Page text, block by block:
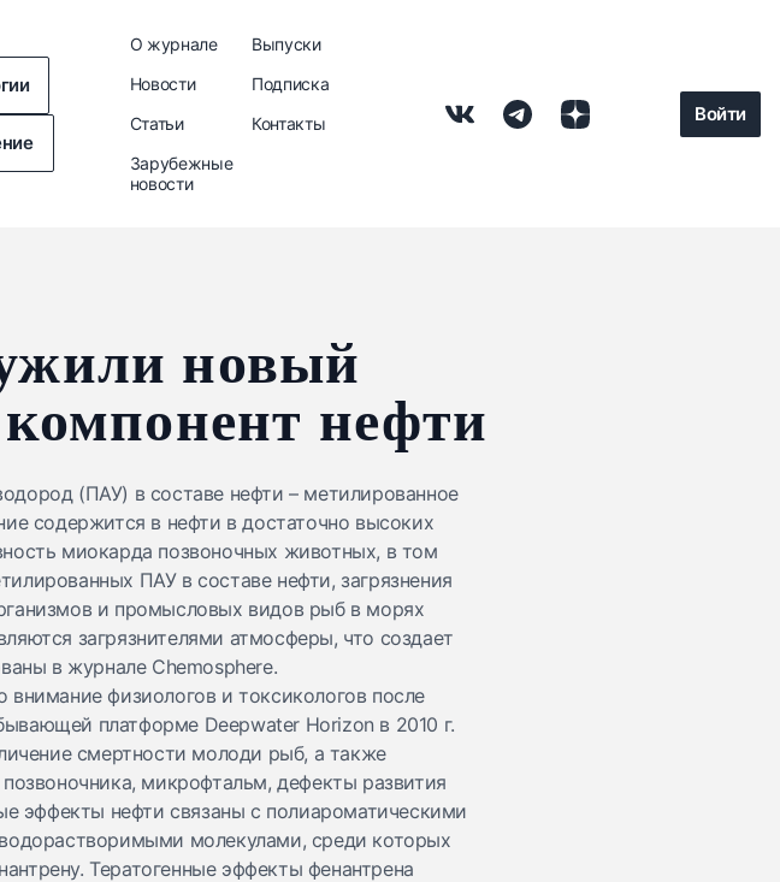
О журнале
Выпуски
Новости
Подписка
Статьи
Контакты
Зарубежные
новости
Войти
новый
нефти
(ПАУ) в составе нефти – метилированное
содержится в нефти в достаточно высоких
миокарда позвоночных животных, в том
ПАУ в составе нефти, загрязнения
и промысловых видов рыб в морях
загрязнителями атмосферы, что создает
в журнале Chemosphere.
физиологов и токсикологов после
платформе Deepwater Horizon в 2010 г.
смертности молоди рыб, а также
микрофтальм, дефекты развития
эффекты нефти связаны с полиароматическими
молекулами, среди которых
Тератогенные эффекты фенантрена